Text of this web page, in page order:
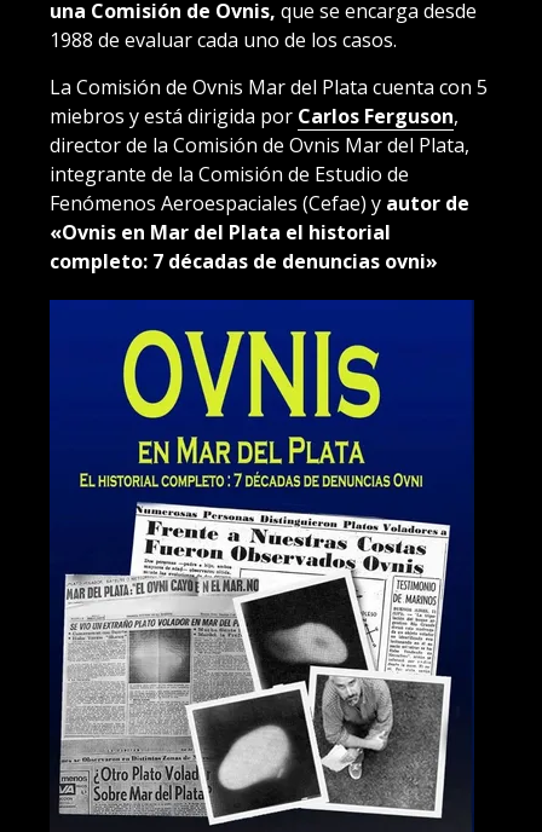
una Comisión de Ovnis, que se encarga desde
1988 de evaluar cada uno de los casos.
La Comisión de Ovnis Mar del Plata cuenta con 5
miebros y está dirigida por Carlos Ferguson,
director de la Comisión de Ovnis Mar del Plata,
integrante de la Comisión de Estudio de
Fenómenos Aeroespaciales (Cefae) y autor de
«Ovnis en Mar del Plata el historial
completo: 7 décadas de denuncias ovni»